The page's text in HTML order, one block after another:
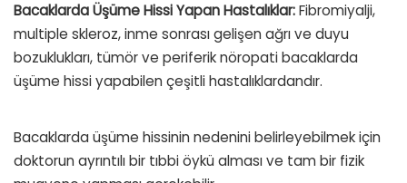
Bacaklarda Üşüme Hissi Yapan Hastalıklar:Fibromiyalji,
multiple skleroz, inme sonrası gelişen ağrıve duyu
bozuklukları, tümör ve periferik nöropati bacaklarda
üşüme hissi yapabilen çeşitli hastalıklardandır.
Bacaklarda üşüme hissinin nedenini belirleyebilmek için
doktorun ayrıntılı bir tıbbi öykü alması ve tam bir fizik